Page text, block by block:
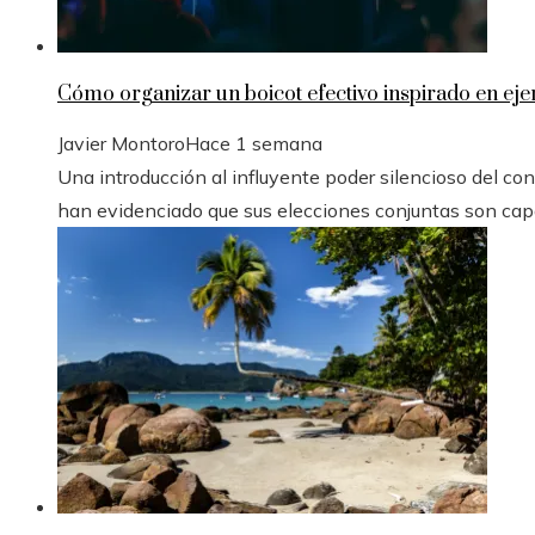
Cómo organizar un boicot efectivo inspirado en
Javier MontoroHace 1 semana
Una introducción al influyente poder silencioso del
han evidenciado que sus elecciones conjuntas son